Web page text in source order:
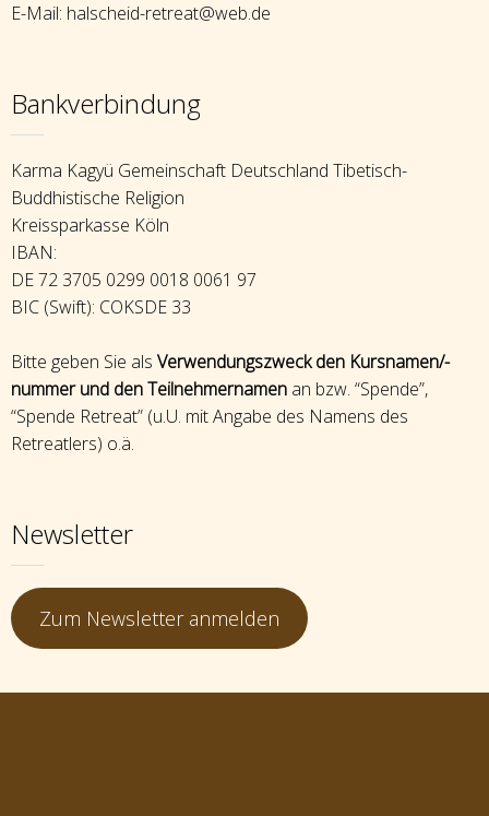
E-Mail: halscheid-retreat@web.de
Bankverbindung
Karma Kagyü Gemeinschaft Deutschland Tibetisch-
Buddhistische Religion
Kreissparkasse Köln
IBAN:
DE 72 3705 0299 0018 0061 97
BIC (Swift): COKSDE 33
Bitte geben Sie als Verwendungszweck den Kursnamen/-
nummer und den Teilnehmernamen an bzw. “Spende”,
“Spende Retreat” (u.U. mit Angabe des Namens des
Retreatlers) o.ä.
Newsletter
Zum Newsletter anmelden